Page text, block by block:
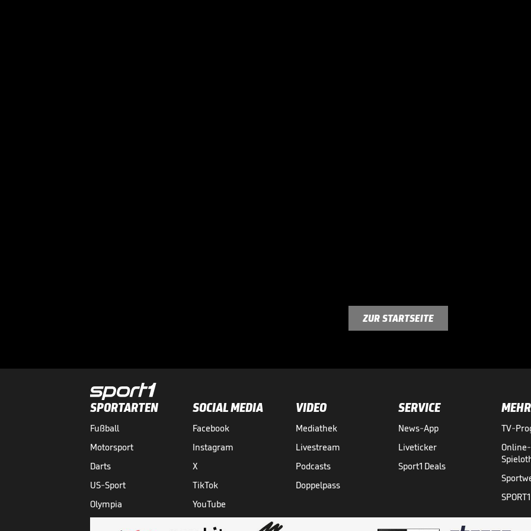
ZUR STARTSEITE
SPORTARTEN
Fußball
Motorsport
Darts
US-Sport
Olympia
SOCIAL MEDIA
Facebook
Instagram
X
TikTok
YouTube
VIDEO
Mediathek
Livestream
Podcasts
Doppelpass
SERVICE
News-App
Liveticker
Sport1 Deals
MEHR
TV-